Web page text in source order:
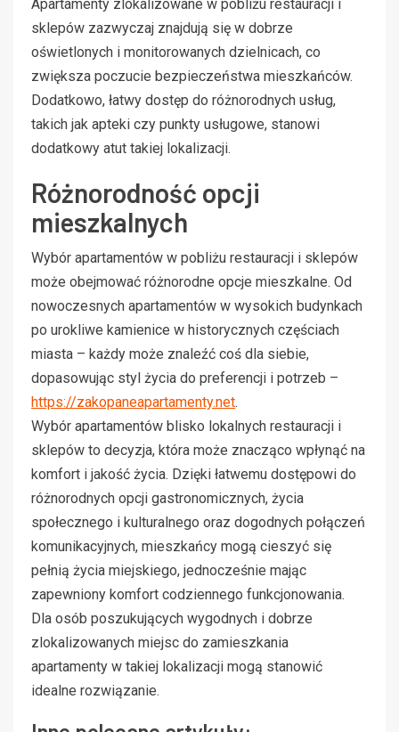
Apartamenty zlokalizowane w pobliżu restauracji i
sklepów zazwyczaj znajdują się w dobrze
oświetlonych i monitorowanych dzielnicach, co
zwiększa poczucie bezpieczeństwa mieszkańców.
Dodatkowo, łatwy dostęp do różnorodnych usług,
takich jak apteki czy punkty usługowe, stanowi
dodatkowy atut takiej lokalizacji.
Różnorodność opcji
mieszkalnych
Wybór apartamentów w pobliżu restauracji i sklepów
może obejmować różnorodne opcje mieszkalne. Od
nowoczesnych apartamentów w wysokich budynkach
po urokliwe kamienice w historycznych częściach
miasta – każdy może znaleźć coś dla siebie,
dopasowując styl życia do preferencji i potrzeb –
https://zakopaneapartamenty.net.
Wybór apartamentów blisko lokalnych restauracji i
sklepów to decyzja, która może znacząco wpłynąć na
komfort i jakość życia. Dzięki łatwemu dostępowi do
różnorodnych opcji gastronomicznych, życia
społecznego i kulturalnego oraz dogodnych połączeń
komunikacyjnych, mieszkańcy mogą cieszyć się
pełnią życia miejskiego, jednocześnie mając
zapewniony komfort codziennego funkcjonowania.
Dla osób poszukujących wygodnych i dobrze
zlokalizowanych miejsc do zamieszkania
apartamenty w takiej lokalizacji mogą stanowić
idealne rozwiązanie.